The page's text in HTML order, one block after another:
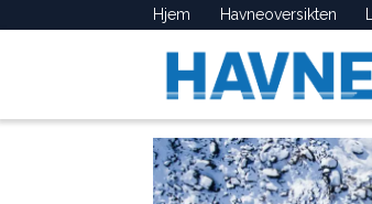
Hjem Havneoversikten